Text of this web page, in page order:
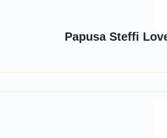
Papusa Steffi